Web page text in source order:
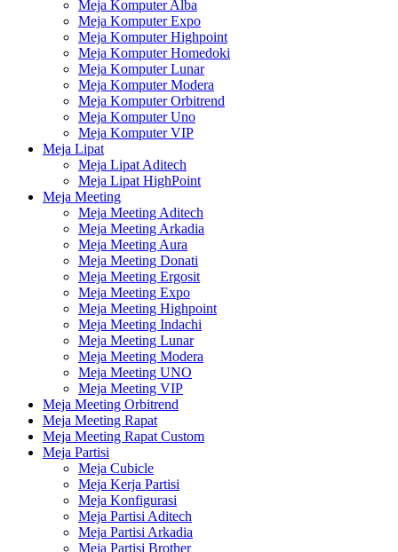
Meja Komputer Alba
Meja Komputer Expo
Meja Komputer Highpoint
Meja Komputer Homedoki
Meja Komputer Lunar
Meja Komputer Modera
Meja Komputer Orbitrend
Meja Komputer Uno
Meja Komputer VIP
Meja Lipat
Meja Lipat Aditech
Meja Lipat HighPoint
Meja Meeting
Meja Meeting Aditech
Meja Meeting Arkadia
Meja Meeting Aura
Meja Meeting Donati
Meja Meeting Ergosit
Meja Meeting Expo
Meja Meeting Highpoint
Meja Meeting Indachi
Meja Meeting Lunar
Meja Meeting Modera
Meja Meeting UNO
Meja Meeting VIP
Meja Meeting Orbitrend
Meja Meeting Rapat
Meja Meeting Rapat Custom
Meja Partisi
Meja Cubicle
Meja Kerja Partisi
Meja Konfigurasi
Meja Partisi Aditech
Meja Partisi Arkadia
Meja Partisi Brother